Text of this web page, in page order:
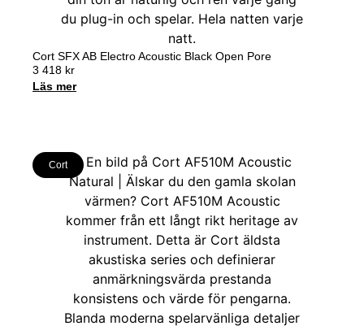
Cort SFX AB Electro Acoustic Black Open Pore
3 418 kr
Läs mer
Cort